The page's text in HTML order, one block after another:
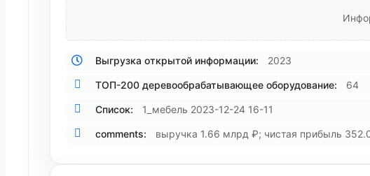
Выгрузка открытой информации: 2023
ТОП-200 деревообрабатывающее оборудование: 64
Список: 1_мебель 2023-12-24 16-11
comments: выручка 1.66 млрд ₽; чистая прибыль